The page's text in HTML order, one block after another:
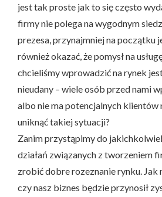
jest tak proste jak to się często
firmy nie polega na wygodnym
prezesa, przynajmniej na początku
również okazać, że pomysł na
chcieliśmy wprowadzić na rynek
nieudany – wiele osób przed nami
albo nie ma potencjalnych klientów
uniknąć takiej sytuacji?
Zanim przystąpimy do
działań związanych z tworzeniem
zrobić dobre rozeznanie rynku. Jak
czy nasz biznes będzie przynosił